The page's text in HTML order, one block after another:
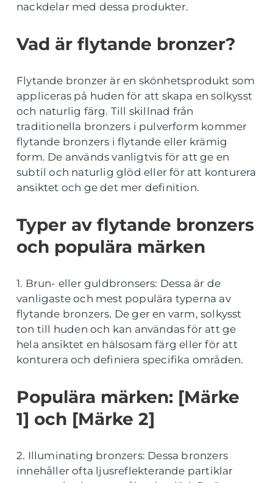
nackdelar med dessa produkter.
Vad är flytande bronzer?
Flytande bronzer är en skönhetsprodukt som
appliceras på huden för att skapa en solkysst
och naturlig färg. Till skillnad från
traditionella bronzers i pulverform kommer
flytande bronzers i flytande eller krämig
form. De används vanligtvis för att ge en
subtil och naturlig glöd eller för att konturera
ansiktet och ge det mer definition.
Typer av flytande bronzers
och populära märken
1. Brun- eller guldbronsers: Dessa är de
vanligaste och mest populära typerna av
flytande bronzers. De ger en varm, solkysst
ton till huden och kan användas för att ge
hela ansiktet en hälsosam färg eller för att
konturera och definiera specifika områden.
Populära märken: [Märke
1] och [Märke 2]
2. Illuminating bronzers: Dessa bronzers
innehåller ofta ljusreflekterande partiklar